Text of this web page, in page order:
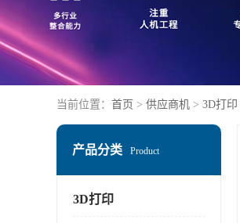
当前位置： 首页 > 供应商机 > 3D打印
产品分类 Product
3D打印